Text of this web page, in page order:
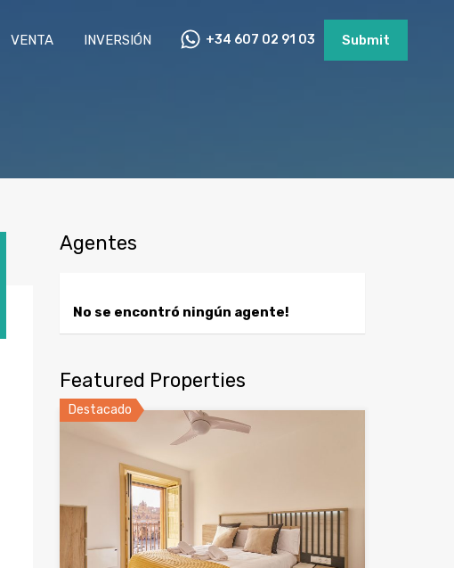
VENTA INVERSIÓN +34 607 02 91 03 Submit
Agentes
No se encontró ningún agente!
Featured Properties
Destacado